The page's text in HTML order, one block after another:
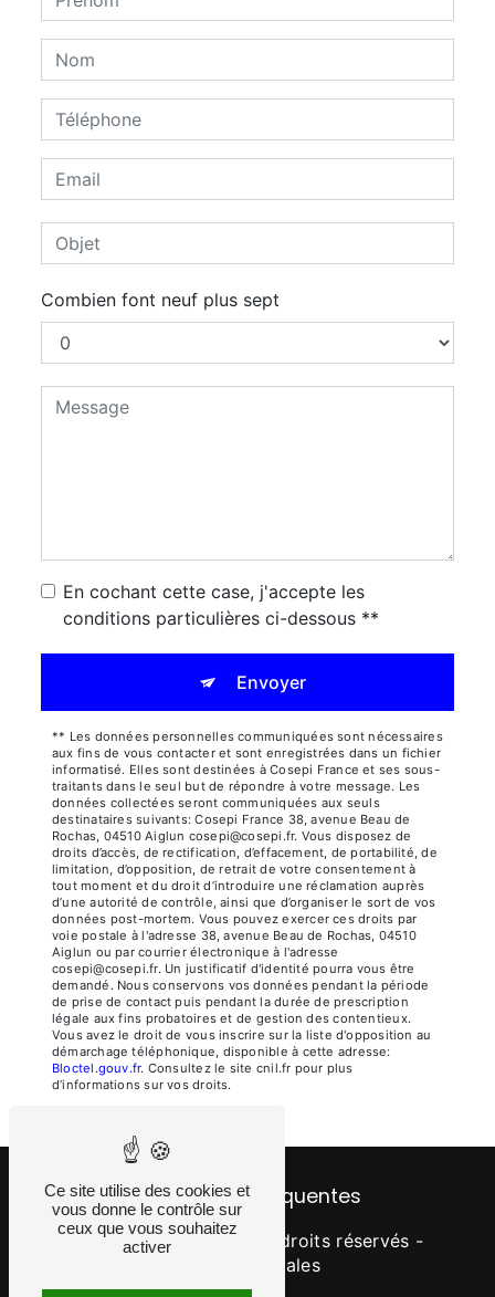
Combien font neuf plus sept
En cochant cette case, j'accepte les
conditions particulières ci-dessous **
Envoyer
** Les données personnelles communiquées sont nécessaires
aux fins de vous contacter et sont enregistrées dans un fichier
informatisé. Elles sont destinées à Cosepi France et ses sous-
traitants dans le seul but de répondre à votre message. Les
données collectées seront communiquées aux seuls
destinataires suivants: Cosepi France 38, avenue Beau de
Rochas, 04510 Aiglun cosepi@cosepi.fr. Vous disposez de
droits d’accès, de rectification, d’effacement, de portabilité, de
limitation, d’opposition, de retrait de votre consentement à
tout moment et du droit d’introduire une réclamation auprès
d’une autorité de contrôle, ainsi que d’organiser le sort de vos
données post-mortem. Vous pouvez exercer ces droits par
voie postale à l'adresse 38, avenue Beau de Rochas, 04510
Aiglun ou par courrier électronique à l'adresse
cosepi@cosepi.fr. Un justificatif d'identité pourra vous être
demandé. Nous conservons vos données pendant la période
de prise de contact puis pendant la durée de prescription
légale aux fins probatoires et de gestion des contentieux.
Vous avez le droit de vous inscrire sur la liste d'opposition au
démarchage téléphonique, disponible à cette adresse:
Bloctel.gouv.fr. Consultez le site cnil.fr pour plus
d’informations sur vos droits.
Recherches fréquentes
©Vistalid- 2026 - Tous droits réservés -
Mentions légales
Ce site utilise des cookies et
vous donne le contrôle sur
ceux que vous souhaitez
activer